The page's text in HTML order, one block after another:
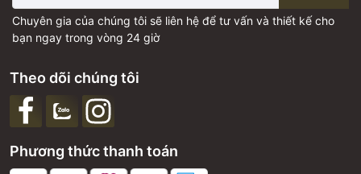
Chuyên gia của chúng tôi sẽ liên hệ để tư vấn và thiết kế cho
bạn ngay trong vòng 24 giờ
Phương thức thanh toán
Theo dõi chúng tôi